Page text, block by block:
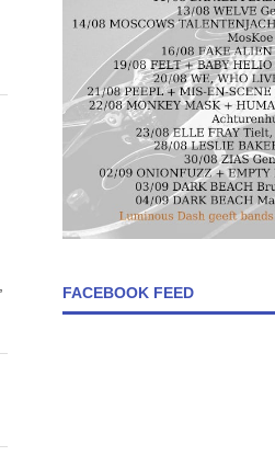
FACEBOOK FEED